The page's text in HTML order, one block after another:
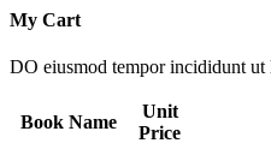
My Cart
DO eiusmod tempor incididunt ut
Book Name
Unit
Price